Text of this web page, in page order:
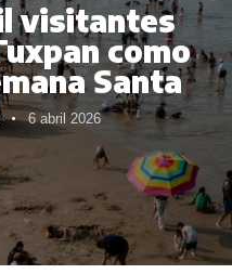
visitantes
como
Santa
6 abril 2026